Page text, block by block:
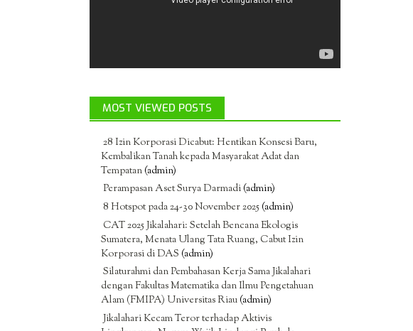
MOST VIEWED POSTS
28 Izin Korporasi Dicabut: Hentikan Konsesi Baru,
Kembalikan Tanah kepada Masyarakat Adat dan
Tempatan(admin)
Perampasan Aset Surya Darmadi(admin)
8 Hotspot pada 24-30 November 2025(admin)
CAT 2025 Jikalahari: Setelah Bencana Ekologis
Sumatera, Menata Ulang Tata Ruang, Cabut Izin
Korporasi di DAS (admin)
Silaturahmi dan Pembahasan Kerja Sama Jikalahari
dengan Fakultas Matematika dan Ilmu Pengetahuan
Alam (FMIPA) Universitas Riau(admin)
Jikalahari Kecam Teror terhadap Aktivis